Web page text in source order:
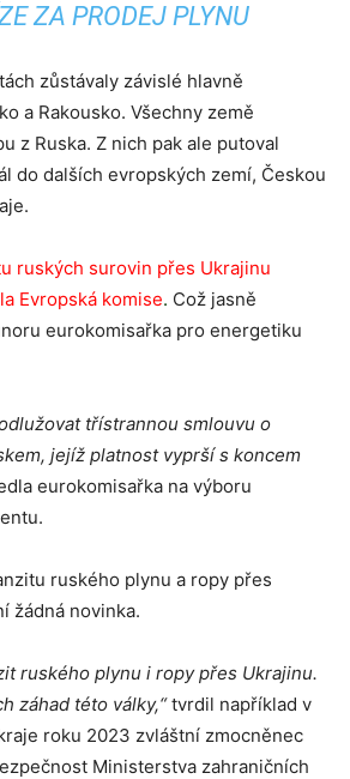
ZA PRODEJ PLYNU
zůstávaly závislé hlavně
a Rakousko. Všechny země
z Ruska. Z nich pak ale putoval
do dalších evropských zemí, Českou
ruských surovin přes Ukrajinu
Evropská komise. Což jasně
eurokomisařka pro energetiku
třístrannou smlouvu o
jejíž platnost vyprší s koncem
eurokomisařka na výboru
ruského plynu a ropy přes
žádná novinka.
ruského plynu i ropy přes Ukrajinu.
záhad této války,“tvrdil například v
roku 2023 zvláštní zmocněnec
Ministerstva zahraničních